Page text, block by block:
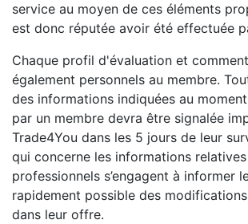
service au moyen de ces éléments
est donc réputée avoir été effectuée
Chaque profil d'évaluation et
également personnels au membre.
des informations indiquées au
par un membre devra être signalée
Trade4You dans les 5 jours de leur
qui concerne les informations
professionnels s’engagent à informer
rapidement possible des
dans leur offre.